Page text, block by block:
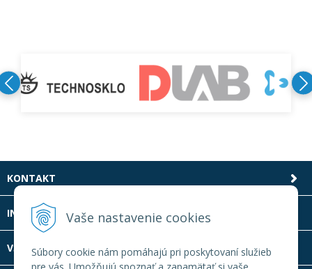
Vaše nastavenie cookies
Súbory cookie nám pomáhajú pri poskytovaní služieb
KONTAKT
INFOLINKA
VŠETKO O NÁKUPE